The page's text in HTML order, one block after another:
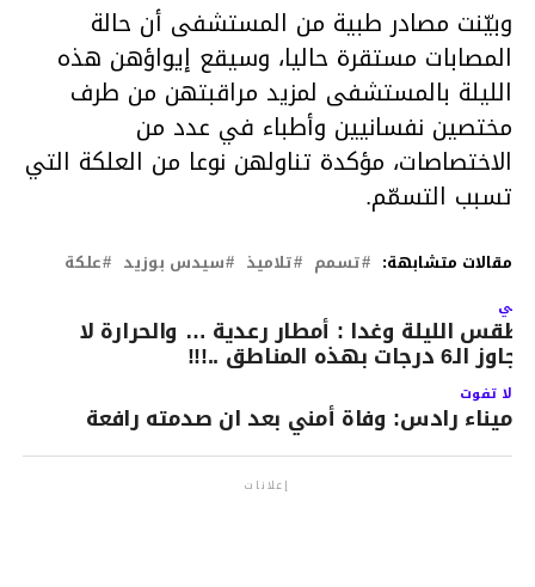
وبيّنت مصادر طبية من المستشفى أن حالة
المصابات مستقرة حاليا، وسيقع إيواؤهن هذه
الليلة بالمستشفى لمزيد مراقبتهن من طرف
مختصين نفسانيين وأطباء في عدد من
الاختصاصات، مؤكدة تناولهن نوعا من العلكة التي
تسبب التسمّم.
مقالات متشابهة: تسمم تلاميذ سيدس بوزيد علكة
الليلة وغدا : أمطار رعدية … والحرارة لا
الـ6 درجات بهذه المناطق ..!!!
لا تفوت
ميناء رادس: وفاة أمني بعد ان صدمته رافعة
إعلانات